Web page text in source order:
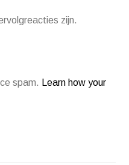
zijn.
spam. Learn how your